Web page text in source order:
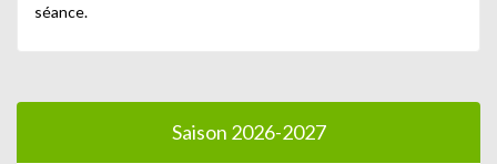
séance.
Saison 2026-2027